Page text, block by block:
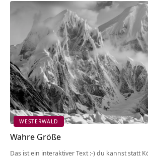
WESTERWALD
Wahre Größe
Das ist ein interaktiver Text :-) du kannst statt